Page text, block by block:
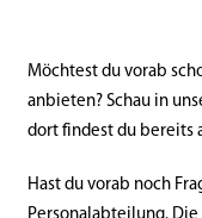
Möchtest du vorab
anbieten? Schau in
dort findest du bereits
Hast du vorab noch